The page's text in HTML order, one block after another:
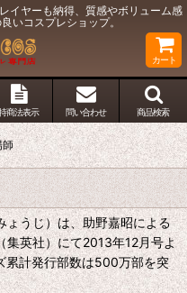
イヤーも納得、質感やボリューム感
いコスプレショップ。
カート
商法表示 問い合わせ 商品検索
師
ょうじ）は、助野嘉昭による
集英社）にて2013年12月号よ
累計発行部数は500万部を突